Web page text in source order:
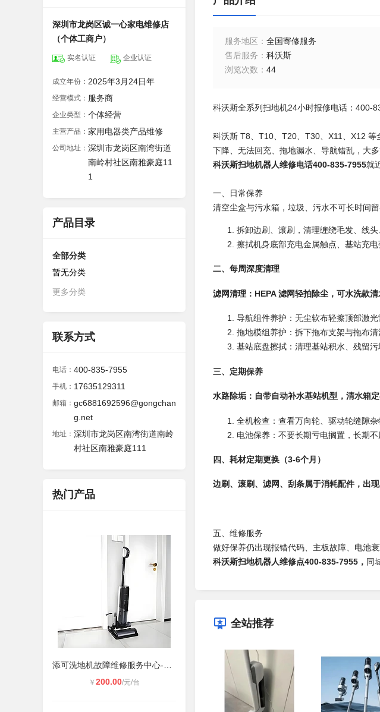
深圳市龙岗区诚一心家电维修店
（个体工商户）
实名认证 企业认证
成立年份： 2025年3月24日年
经营模式： 服务商
企业类型： 个体经营
主营产品： 家用电器类产品维修
公司地址： 深圳市龙岗区南湾街道
南岭村社区南雅豪庭11
1
产品目录
全部分类
暂无分类
更多分类
联系方式
电话： 400-835-7955
手机： 17635129311
邮箱： gc6881692596@gongchan
g.net
地址： 深圳市龙岗区南湾街道南岭
村社区南雅豪庭111
热门产品
￥ 200.00/元/台
服务地区 ： 全国寄修服务
售后服务 ： 科沃斯
浏览次数 ： 44
科沃斯全系列扫地机24小时报修电话：400-
科沃斯 T8、T10、T20、T30、X11、X12
下降、无法回充、拖地漏水、导航错乱，大
科沃斯扫地机器人维修电话400-835-7955就
一、日常保养
清空尘盒与污水箱，垃圾、污水不可长时间
拆卸边刷、滚刷，清理缠绕毛发、线
擦拭机身底部充电金属触点、基站充
二、每周深度清理
滤网清理：HEPA 滤网轻拍除尘，可水洗款
导航组件养护：无尘软布轻擦顶部激
拖地模组养护：拆下拖布支架与拖布
基站底盘擦拭：清理基站积水、残留污
三、定期保养
水路除垢：自带自动补水基站机型，清水箱
全机检查：查看万向轮、驱动轮缝隙
电池保养：不要长期亏电搁置，长期
四、耗材定期更换（3-6个月）
边刷、滚刷、滤网、刮条属于消耗配件，出
五、维修服务
做好保养仍出现报错代码、主板故障、电池
科沃斯扫地机器人维修点400-835-7955， 同
全站推荐